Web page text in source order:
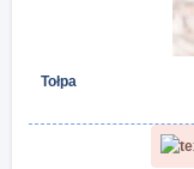
Tołpa